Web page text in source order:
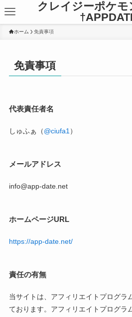
クレイジーポケ
ホーム 免責事項
免責事項
代表責任者名
しゅふぁ（@ciufa1 ）
メールアドレス
info@app-date.net
ホームページURL
https://app-date.net/
責任の有無
当サイトは、アフィリエイトプログラ
ております。アフィリエイトプログラ